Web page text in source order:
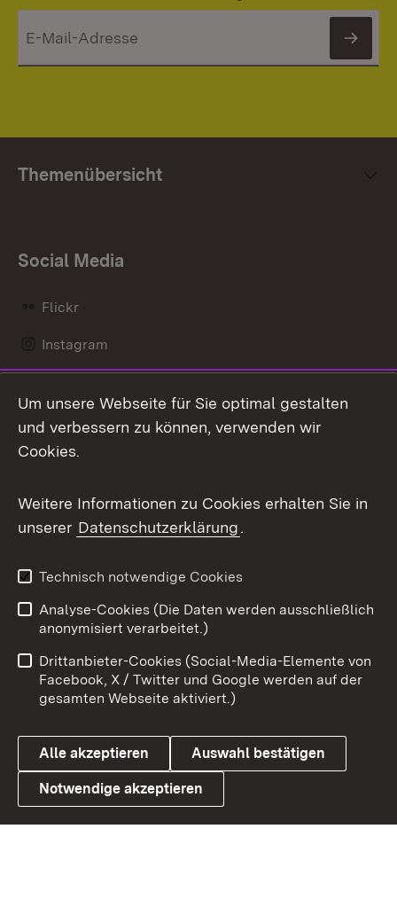
Themenübersicht
Social Media
Flickr
Instagram
Mastodon
Messenger
Social Wall
X / Twitter
Youtube
Link zum Landesportal
Benutzungshinweise
Barrierefreiheit
Datenschutz
Cookies
Um unsere Webseite für Sie optimal gestalten
und verbessern zu können, verwenden wir
Cookies.
Weitere Informationen zu Cookies erhalten Sie in
unserer Datenschutzerklärung.
Technisch notwendige Cookies
Analyse-Cookies (Die Daten werden ausschließlich
anonymisiert verarbeitet.)
Drittanbieter-Cookies (Social-Media-Elemente von
Facebook, X / Twitter und Google werden auf der
gesamten Webseite aktiviert.)
Alle akzeptieren Auswahl bestätigen
Notwendige akzeptieren